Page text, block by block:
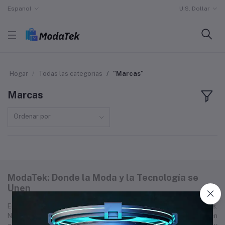
Espanol U.S. Dollar
Hogar Todas las categorias "Marcas"
Marcas
Ordenar por
ModaTek: Donde la Moda y la Tecnología se
Unen
En ModaTek, encontrarás lo último en tecnología, moda y más.
Nuestra misión es ofrecerte productos de alta calidad que combinen